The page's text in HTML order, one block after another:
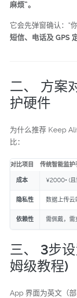
麻烦”。
它会先弹窗确认：“
短信、电话及 GPS
二、 方案
护硬件
为什么推荐 Keep
比：
对比项目 传统智能监护
成本 ¥2000+ (且
隐私性 数据上传云
依赖性 需佩戴，需
三、 3步
姆级教程)
App 界面为英文（